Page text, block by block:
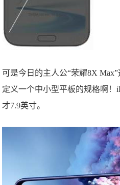
可是今日的主人公“荣耀8X
定义一个中小型平板的规格啊！
才7.9英寸。